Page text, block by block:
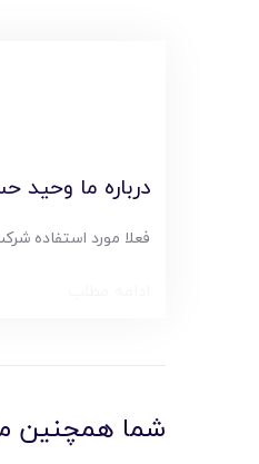
درباره ما وحید
فعلا مورد استفاده
شما همچنین